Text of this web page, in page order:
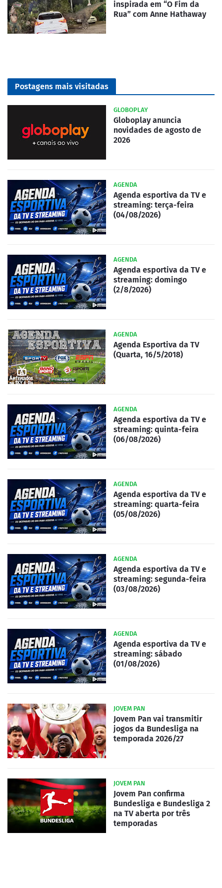
inspirada em “O Fim da
Rua” com Anne Hathaway
Postagens mais visitadas
GLOBOPLAY
Globoplay anuncia
novidades de agosto de
2026
AGENDA
Agenda esportiva da TV e
streaming: terça-feira
(04/08/2026)
AGENDA
Agenda esportiva da TV e
streaming: domingo
(2/8/2026)
AGENDA
Agenda Esportiva da TV
(Quarta, 16/5/2018)
AGENDA
Agenda esportiva da TV e
streaming: quinta-feira
(06/08/2026)
AGENDA
Agenda esportiva da TV e
streaming: quarta-feira
(05/08/2026)
AGENDA
Agenda esportiva da TV e
streaming: segunda-feira
(03/08/2026)
AGENDA
Agenda esportiva da TV e
streaming: sábado
(01/08/2026)
JOVEM PAN
Jovem Pan vai transmitir
jogos da Bundesliga na
temporada 2026/27
JOVEM PAN
Jovem Pan confirma
Bundesliga e Bundesliga 2
na TV aberta por três
temporadas